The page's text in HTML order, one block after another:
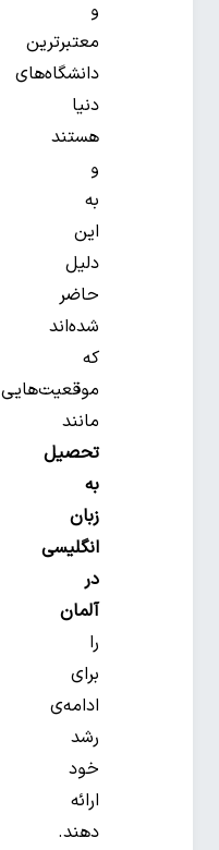
و
معتبرترین
دانشگاه‌های
دنیا
هستند
و
به
این
دلیل
حاضر
شده‌اند
که
موقعیت‌هایی
مانند
تحصیل
به
زبان
انگلیسی
در
آلمان
را
برای
ادامه‌ی
رشد
خود
ارائه
دهند.